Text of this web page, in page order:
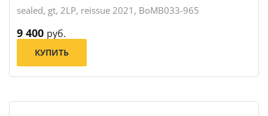
sealed, gt, 2LP, reissue 2021, BoMB033-965
9 400 руб.
КУПИТЬ